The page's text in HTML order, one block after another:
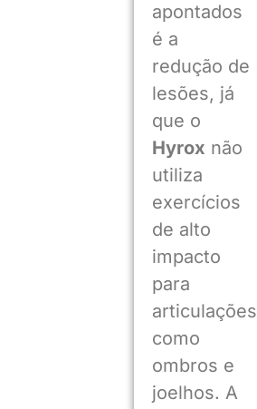
apontados
é a
redução de
lesões, já
que o
Hyrox não
utiliza
exercícios
de alto
impacto
para
articulações
como
ombros e
joelhos. A